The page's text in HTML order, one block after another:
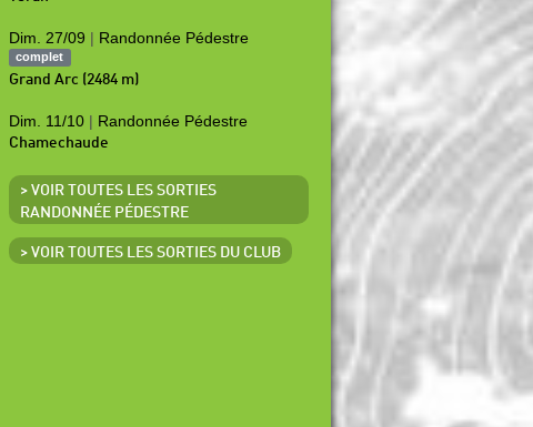
Dim. 27/09 | Randonnée Pédestre
complet
Grand Arc (2484 m)
Dim. 11/10 | Randonnée Pédestre
Chamechaude
> VOIR TOUTES LES SORTIES
RANDONNÉE PÉDESTRE
> VOIR TOUTES LES SORTIES DU CLUB